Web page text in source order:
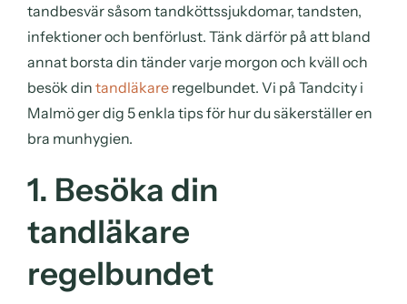
tandbesvär såsom tandköttssjukdomar, tandsten,
infektioner och benförlust. Tänk därför på att bland
annat borsta din tänder varje morgon och kväll och
besök din tandläkare regelbundet. Vi på Tandcity i
Malmö ger dig 5 enkla tips för hur du säkerställer en
bra munhygien.
1. Besöka din
tandläkare
regelbundet